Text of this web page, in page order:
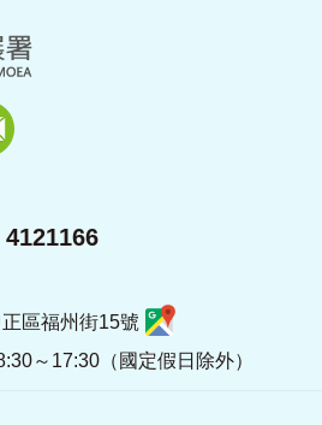
區福州街15號
～17:30（國定假日除外）